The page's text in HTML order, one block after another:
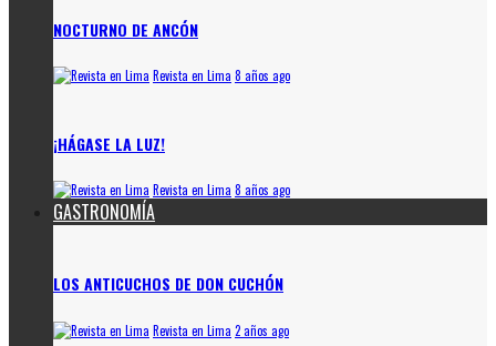
NOCTURNO DE ANCÓN
Revista en Lima 8 años ago
¡HÁGASE LA LUZ!
Revista en Lima 8 años ago
GASTRONOMÍA
LOS ANTICUCHOS DE DON CUCHÓN
Revista en Lima 2 años ago